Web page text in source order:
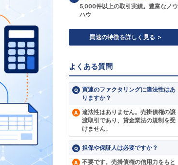
5,000件以上の取引実績。豊富なノウ
ハウ
買速の特徴を詳しく見る ＞
よくある質問
買速のファクタリングに違法性はあ
りますか？
違法性はありません。売掛債権の譲
渡取引であり、貸金業法の規制を受
けません。
担保や保証人は必要ですか？
不要です。売掛債権の信用力をもと